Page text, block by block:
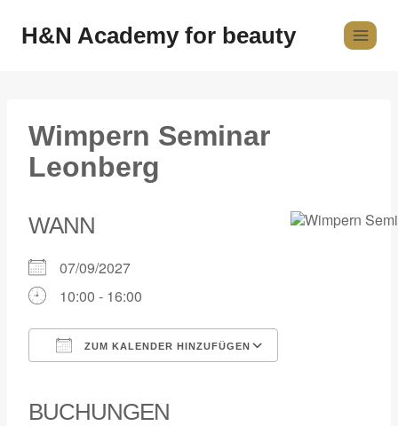
H&N Academy for beauty
Wimpern Seminar
Leonberg
WANN
07/09/2027
10:00 - 16:00
ZUM KALENDER HINZUFÜGEN
BUCHUNGEN